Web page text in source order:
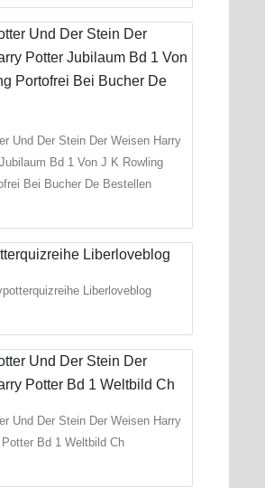
Und Der Stein Der Weisen Harry
Bd 1 Von J K Rowling
Bei Bucher De Bestellen
Liberloveblog
Und Der Stein Der Weisen Harry
Potter Bd 1 Weltbild Ch